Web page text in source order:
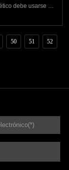
debe usarse en
en las
tendencia
de las juntas
50 51
52